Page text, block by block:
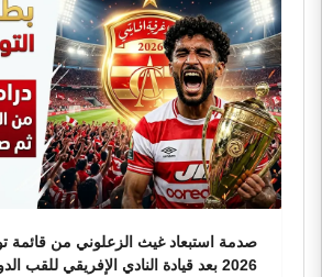
صدمة استبعاد غيث الزعلوني من قائمة
2026 بعد قيادة النادي الإفريقي للقب الدوري التونسي